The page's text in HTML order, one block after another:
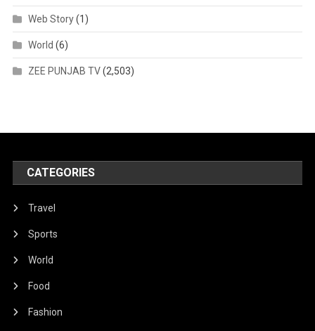
Web Story(1)
World (6)
ZEE PUNJAB TV(2,503)
CATEGORIES
Travel
Sports
World
Food
Fashion